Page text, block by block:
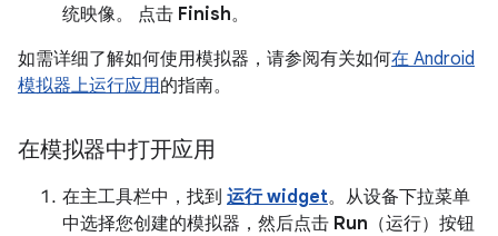
统映像。 点击 Finish。
如需详细了解如何使用模拟器，请参阅有关如何在 Android
模拟器上运行应用的指南。
在模拟器中打开应用
在主工具栏中，找到 运行 widget。从设备下拉菜单
中选择您创建的模拟器，然后点击 Run （运行）按钮